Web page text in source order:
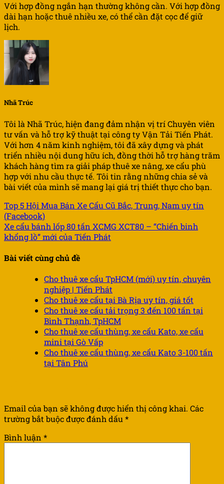
Với hợp đồng ngắn hạn thường không cần. Với hợp đồng
dài hạn hoặc thuê nhiều xe, có thể cần đặt cọc để giữ
lịch.
Nhã Trúc
Tôi là Nhã Trúc, hiện đang đảm nhận vị trí Chuyên viên
tư vấn và hỗ trợ kỹ thuật tại công ty Vận Tải Tiến Phát.
Với hơn 4 năm kinh nghiệm, tôi đã xây dựng và phát
triển nhiều nội dung hữu ích, đồng thời hỗ trợ hàng trăm
khách hàng tìm ra giải pháp thuê xe nâng, xe cẩu phù
hợp với nhu cầu thực tế. Tôi tin rằng những chia sẻ và
bài viết của mình sẽ mang lại giá trị thiết thực cho bạn.
Top 5 Hội Mua Bán Xe Cẩu Cũ Bắc, Trung, Nam uy tín
(Facebook)
Xe cẩu bánh lốp 80 tấn XCMG XCT80 – “Chiến binh
khổng lồ” mới của Tiến Phát
Bài viết cùng chủ đề
Cho thuê xe cẩu TpHCM (mới) uy tín, chuyên
nghiệp | Tiến Phát
Cho thuê xe cẩu tại Bà Rịa uy tín, giá tốt
Cho thuê xe cẩu tải trọng 3 đến 100 tấn tại
Bình Thạnh, TpHCM
Cho thuê xe cẩu thùng, xe cẩu Kato, xe cẩu
mini tại Gò Vấp
Cho thuê xe cẩu thùng, xe cẩu Kato 3-100 tấn
tại Tân Phú
Email của bạn sẽ không được hiển thị công khai. Các
trường bắt buộc được đánh dấu *
Bình luận *